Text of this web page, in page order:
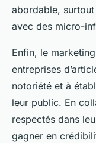
abordable,
avec des micro-
Enfin, le
entreprises
notoriété et à
leur public. En
respectés dans
gagner en